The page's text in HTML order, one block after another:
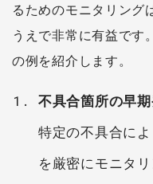
るためのモニタリング
うえで非常に有益です
の例を紹介します。
不具合箇所の早
特定の不具合に
を厳密にモニタ